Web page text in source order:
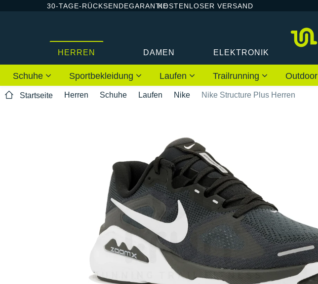
30-TAGE-RÜCKSENDEGARANTIEKOSTENLOSER VERSAND
HERREN DAMEN ELEKTRONIK
Schuhe Sportbekleidung Laufen Trailrunning Outdoor
Startseite Herren Schuhe Laufen Nike Nike Structure Plus Herren